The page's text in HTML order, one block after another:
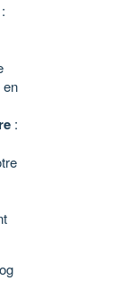
:
en
: